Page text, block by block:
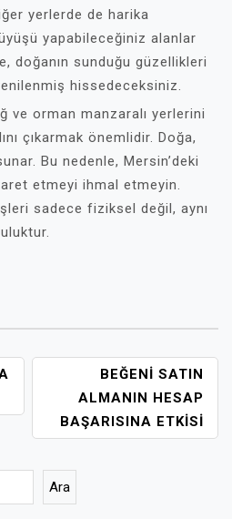
yerlerde de harika
yapabileceğiniz alanlar
doğanın sunduğu güzellikleri
hissedeceksiniz.
ve orman manzaralı yerlerini
çıkarmak önemlidir. Doğa,
Bu nedenle, Mersin’deki
etmeyi ihmal etmeyin.
sadece fiziksel değil, aynı
BEĞENI SATIN
ALMANIN HESAP
BAŞARISINA ETKISI
Ara